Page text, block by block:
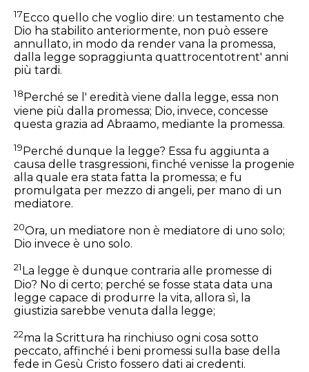
17 Ecco quello che voglio dire: un testamento che
Dio ha stabilito anteriormente, non può essere
annullato, in modo da render vana la promessa,
dalla legge sopraggiunta quattrocentotrent' anni
più tardi.
18 Perché se l' eredità viene dalla legge, essa non
viene più dalla promessa; Dio, invece, concesse
questa grazia ad Abraamo, mediante la promessa.
19Perché dunque la legge? Essa fu aggiunta a
causa delle trasgressioni, finché venisse la progenie
alla quale era stata fatta la promessa; e fu
promulgata per mezzo di angeli, per mano di un
mediatore.
20Ora, un mediatore non è mediatore di uno solo;
Dio invece è uno solo.
21 La legge è dunque contraria alle promesse di
Dio? No di certo; perché se fosse stata data una
legge capace di produrre la vita, allora sì, la
giustizia sarebbe venuta dalla legge;
22ma la Scrittura ha rinchiuso ogni cosa sotto
peccato, affinché i beni promessi sulla base della
fede in Gesù Cristo fossero dati ai credenti.